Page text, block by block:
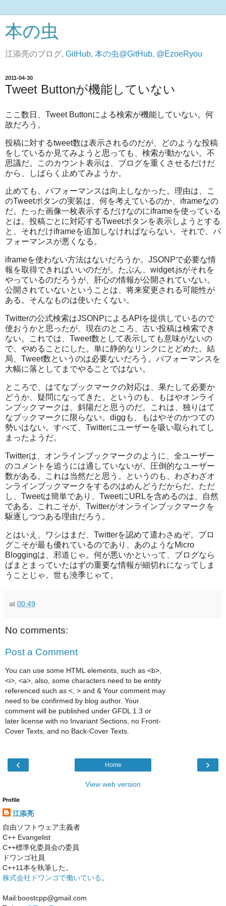
本の虫
江添亮のブログ, GitHub, 本の虫@GitHub, @EzoeRyou
2011-04-30
Tweet Buttonが機能していない
ここ数日、Tweet Buttonによる検索が機能していない。何
故だろう。
投稿に対するtweet数は表示されるのだが、どのような投稿
をしているか見てみようと思っても、検索が動かない。不
思議だ。このカウント表示は、ブログを重くさせるだけだ
から、しばらく止めてみようか。
止めても、パフォーマンスは向上しなかった。理由は、こ
のTweetボタンの実装は、何を考えているのか、iframeなの
だ。たった画像一枚表示するだけなのにiframeを使っている
とは。投稿ごとに対応するTweetボタンを表示しようとする
と、それだけiframeを追加しなければならない。それで、パ
フォーマンスが悪くなる。
iframeを使わない方法はないだろうか。JSONPで必要な情
報を取得できればいいのだが。たぶん、widget.jsがそれを
やっているのだろうが、肝心の情報が公開されていない。
公開されていないということは、将来変更される可能性が
ある。そんなものは使いたくない。
Twitterの公式検索はJSONPによるAPIを提供しているので
使おうかと思ったが、現在のところ、古い投稿は検索でき
ない。これでは、Tweet数として表示しても意味がないの
で、やめることにした。単に静的なリンクにとどめた。結
局、Tweet数というのは必要ないだろう。パフォーマンスを
大幅に落としてまでやることではない。
ところで、はてなブックマークの対応は、果たして必要か
どうか、疑問になってきた。というのも、もはやオンライ
ンブックマークは、斜陽だと思うのだ。これは、独りはて
なブックマークに限らない。diggも、もはやそのかつての
勢いはない。すべて、Twitterにユーザーを吸い取られてし
まったようだ。
Twitterは、オンラインブックマークのように、全ユーザー
のコメントを追うには適していないが、圧倒的なユーザー
数がある。これは当然だと思う。というのも、わざわざオ
ンラインブックマークをするのはめんどうだからだ。ただ
し、Tweetは簡単であり、TweetにURLを含めるのは、自然
である。これこそが、Twitterがオンラインブックマークを
駆逐しつつある理由だろう。
とはいえ、ワシはまだ、Twitterを認めて遣わさぬぞ。ブロ
グこそが最も優れているのであり、あのようなMicro
Bloggingは、邪道じゃ。何が悪いかといって、ブログなら
ばまとまっていたはずの重要な情報が細切れになってしま
うことじゃ。世も澆季じゃて。
at 00:49
No comments:
Post a Comment
You can use some HTML elements, such as <b>,
<i>, <a>, also, some characters need to be entity
referenced such as <, > and & Your comment may
need to be confirmed by blog author. Your
comment will be published under GFDL 1.3 or
later license with no Invariant Sections, no Front-
Cover Texts, and no Back-Cover Texts.
‹ ›
Home
View web version
Profile
江添亮
自由ソフトウェア主義者
C++ Evangelist
C++標準化委員会の委員
ドワンゴ社員
C++11本を執筆した。
株式会社ドワンゴで働いている 。
Mail:boostcpp@gmail.com